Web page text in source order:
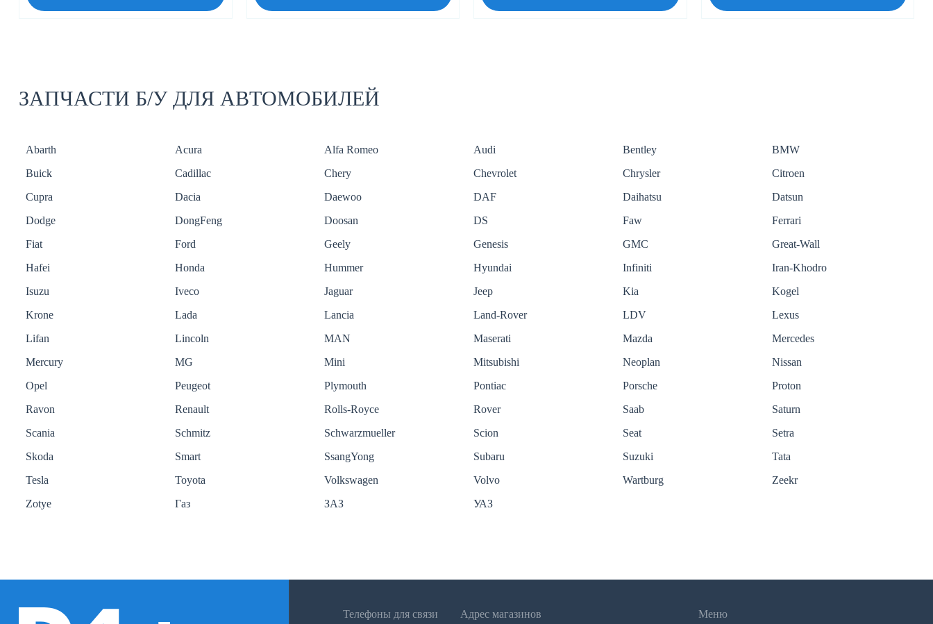
ЗАПЧАСТИ Б/У ДЛЯ АВТОМОБИЛЕЙ
Abarth Acura Alfa Romeo Audi Bentley
BMW
Buick
Cadillac Chery Chevrolet Chrysler
Citroen
Cupra
Dacia Daewoo DAF Daihatsu
Datsun
Dodge
DongFeng Doosan DS Faw
Ferrari
Fiat
Ford Geely Genesis GMC
Great-Wall
Hafei
Honda Hummer Hyundai Infiniti
Iran-Khodro
Isuzu
Iveco Jaguar Jeep Kia
Kogel
Krone
Lada Lancia Land-Rover LDV
Lexus
Lifan
Lincoln MAN Maserati Mazda
Mercedes
Mercury
MG Mini Mitsubishi Neoplan
Nissan
Opel
Peugeot Plymouth Pontiac Porsche
Proton
Ravon
Renault Rolls-Royce Rover Saab
Saturn
Scania
Schmitz Schwarzmueller Scion Seat
Setra
Skoda
Smart SsangYong Subaru Suzuki
Tata
Tesla
Toyota Volkswagen Volvo Wartburg
Zeekr
Zotye
Газ ЗАЗ УАЗ
Телефоны для связи Адрес магазинов Меню